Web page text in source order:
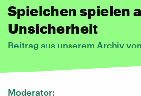
Spielchen spielen
Unsicherheit
Beitrag aus unserem Archiv
Moderator: